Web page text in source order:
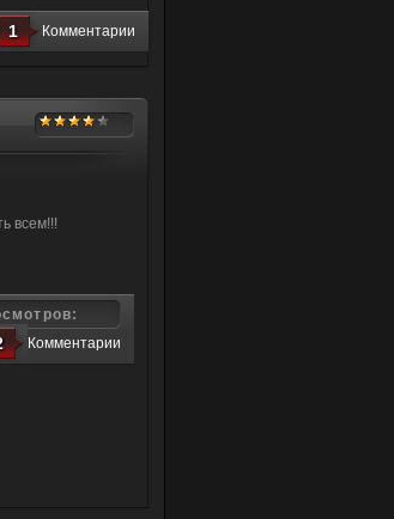
1 Комментарии
всем!!!
Комментарии